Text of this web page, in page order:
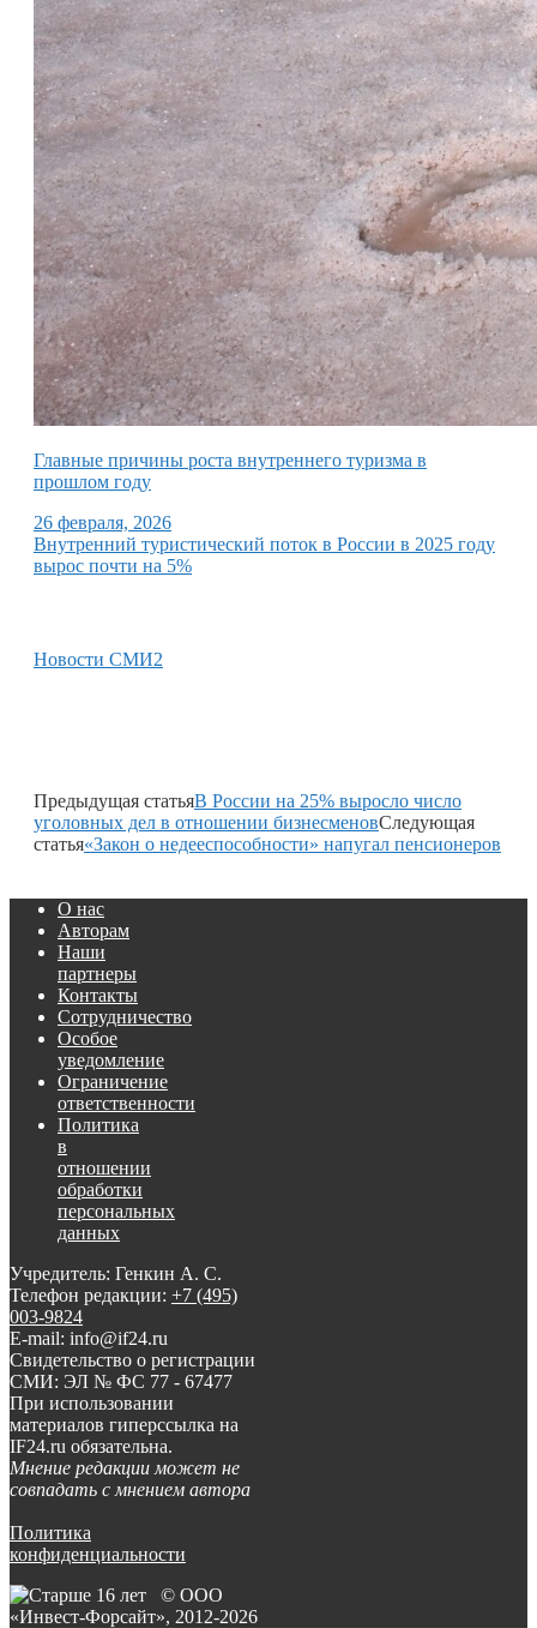
Главные причины роста внутреннего туризма в
прошлом году
26 февраля, 2026
Внутренний туристический поток в России в 2025 году
вырос почти на 5%
Новости СМИ2
Предыдущая статьяВ России на 25% выросло число
уголовных дел в отношении бизнесменовСледующая
статья«Закон о недееспособности» напугал пенсионеров
О нас
Авторам
Наши
партнеры
Контакты
Сотрудничество
Особое
уведомление
Ограничение
ответственности
Политика
в
отношении
обработки
персональных
данных
Учредитель: Генкин А. С.
Телефон редакции: +7 (495)
003-9824
E-mail: info@if24.ru
Свидетельство о регистрации
СМИ: ЭЛ № ФС 77 - 67477
При использовании
материалов гиперссылка на
IF24.ru обязательна.
Мнение редакции может не
совпадать с мнением автора
Политика
конфиденциальности
© ООО
«Инвест-Форсайт», 2012-2026